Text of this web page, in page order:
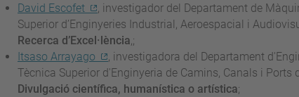
David Escofet
, investigador del Departament de
Superior d’Enginyeries Industrial, Aeroespacial i
Recerca d’Excel·lència,;
Itsaso Arrayago
, investigadora del Departament
Tècnica Superior d'Enginyeria de Camins, Canals i Ports
Divulgació científica, humanística o artística;